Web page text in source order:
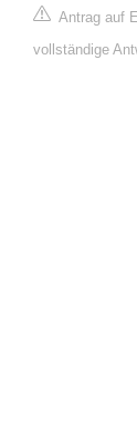
Antrag auf
vollständige